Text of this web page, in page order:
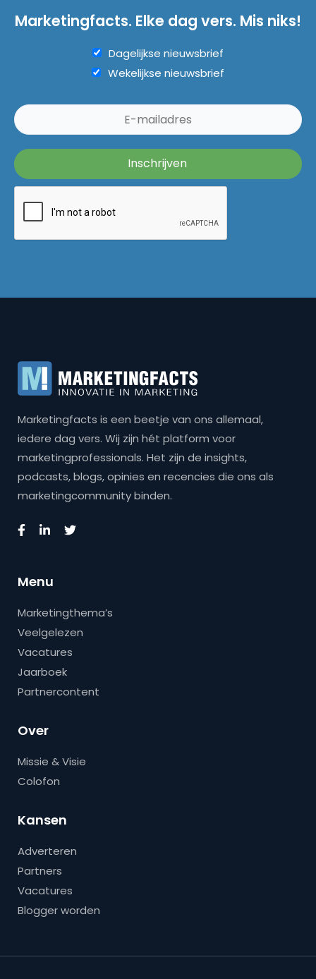
Marketingfacts. Elke dag vers. Mis niks!
Dagelijkse nieuwsbrief
Wekelijkse nieuwsbrief
Marketingfacts is een beetje van ons allemaal,
iedere dag vers. Wij zijn hét platform voor
marketingprofessionals. Het zijn de insights,
podcasts, blogs, opinies en recencies die ons als
marketingcommunity binden.
Menu
Marketingthema’s
Veelgelezen
Vacatures
Jaarboek
Partnercontent
Over
Missie & Visie
Colofon
Kansen
Adverteren
Partners
Vacatures
Blogger worden